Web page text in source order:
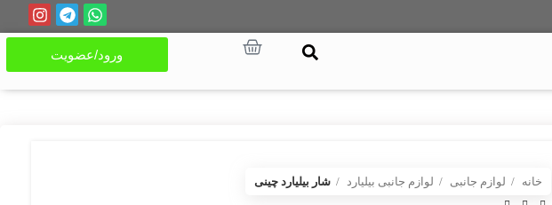
ورود/عضویت
خانه لوازم جانبی لوازم جانبی بیلیارد شار بیلیارد چینی